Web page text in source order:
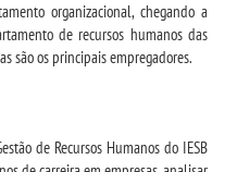
organizacional, chegando a
de recursos humanos das
são os principais empregadores.
de Recursos Humanos do IESB